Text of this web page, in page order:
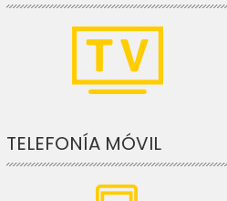
TELEFONÍA MÓVIL